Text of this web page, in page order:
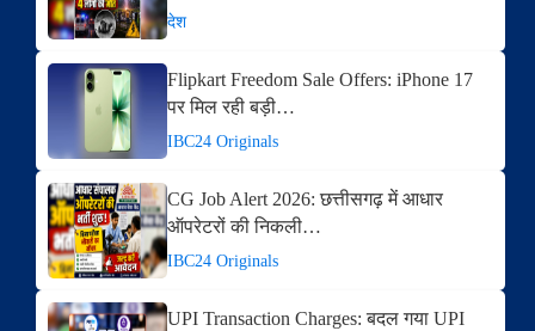
देश
Flipkart Freedom Sale Offers: iPhone 17
पर मिल रही बड़ी…
IBC24 Originals
CG Job Alert 2026: छत्तीसगढ़ में आधार
ऑपरेटरों की निकली…
IBC24 Originals
UPI Transaction Charges: बदल गया UPI